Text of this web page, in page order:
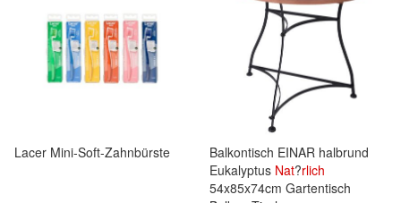
Lacer Mini-Soft-Zahnbürste
Balkontisch EINAR halbrund
Eukalyptus Nat?rlich
54x85x74cm Gartentisch